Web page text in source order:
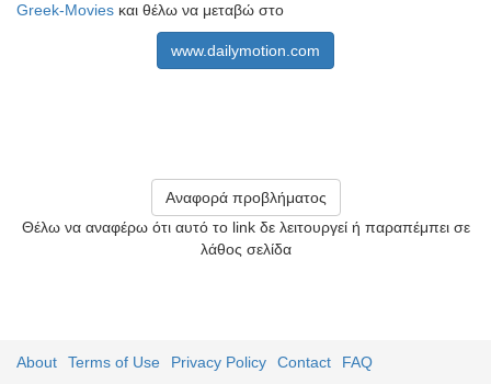
Greek-Movies και θέλω να μεταβώ στο
www.dailymotion.com
Αναφορά προβλήματος
Θέλω να αναφέρω ότι αυτό το link δε λειτουργεί ή παραπέμπει σε
λάθος σελίδα
About Terms of Use Privacy Policy Contact FAQ